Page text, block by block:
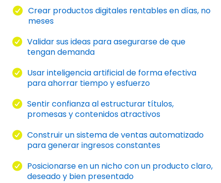
Crear productos digitales rentables en días, no
meses
Validar sus ideas para asegurarse de que
tengan demanda
Usar inteligencia artificial de forma efectiva
para ahorrar tiempo y esfuerzo
Sentir confianza al estructurar títulos,
promesas y contenidos atractivos
Construir un sistema de ventas automatizado
para generar ingresos constantes
Posicionarse en un nicho con un producto claro,
deseado y bien presentado